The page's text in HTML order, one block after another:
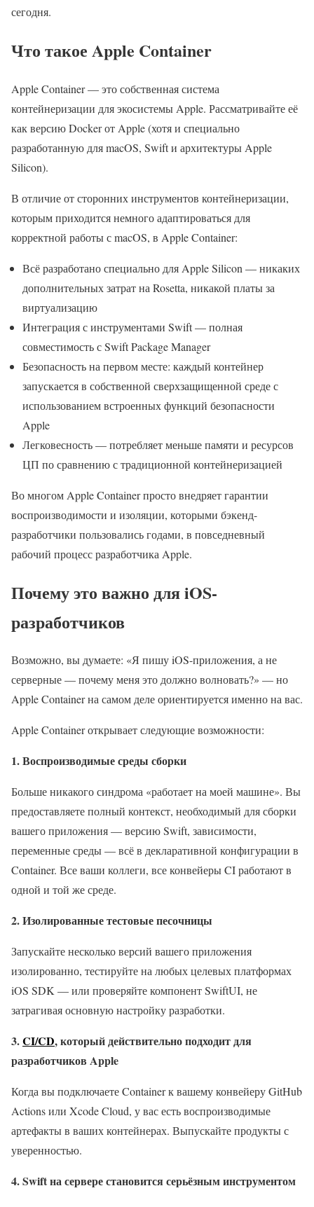
сегодня.
Что такое Apple Container
Apple Container — это собственная система
контейнеризации для экосистемы Apple. Рассматривайте её
как версию Docker от Apple (хотя и специально
разработанную для macOS, Swift и архитектуры Apple
Silicon).
В отличие от сторонних инструментов контейнеризации,
которым приходится немного адаптироваться для
корректной работы с macOS, в Apple Container:
Всё разработано специально для Apple Silicon — никаких
дополнительных затрат на Rosetta, никакой платы за
виртуализацию
Интеграция с инструментами Swift — полная
совместимость с Swift Package Manager
Безопасность на первом месте: каждый контейнер
запускается в собственной сверхзащищенной среде с
использованием встроенных функций безопасности
Apple
Легковесность — потребляет меньше памяти и ресурсов
ЦП по сравнению с традиционной контейнеризацией
Во многом Apple Container просто внедряет гарантии
воспроизводимости и изоляции, которыми бэкенд-
разработчики пользовались годами, в повседневный
рабочий процесс разработчика Apple.
Почему это важно для iOS-
разработчиков
Возможно, вы думаете: «Я пишу iOS-приложения, а не
серверные — почему меня это должно волновать?» — но
Apple Container на самом деле ориентируется именно на вас.
Apple Container открывает следующие возможности:
1. Воспроизводимые среды сборки
Больше никакого синдрома «работает на моей машине». Вы
предоставляете полный контекст, необходимый для сборки
вашего приложения — версию Swift, зависимости,
переменные среды — всё в декларативной конфигурации в
Container. Все ваши коллеги, все конвейеры CI работают в
одной и той же среде.
2. Изолированные тестовые песочницы
Запускайте несколько версий вашего приложения
изолированно, тестируйте на любых целевых платформах
iOS SDK — или проверяйте компонент SwiftUI, не
затрагивая основную настройку разработки.
3.CI/CD, который действительно подходит для
разработчиков Apple
Когда вы подключаете Container к вашему конвейеру GitHub
Actions или Xcode Cloud, у вас есть воспроизводимые
артефакты в ваших контейнерах. Выпускайте продукты с
уверенностью.
4. Swift на сервере становится серьёзным инструментом